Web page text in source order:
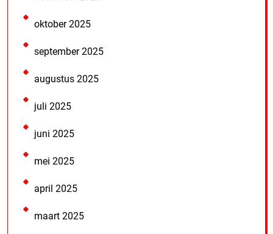
oktober 2025
september 2025
augustus 2025
juli 2025
juni 2025
mei 2025
april 2025
maart 2025